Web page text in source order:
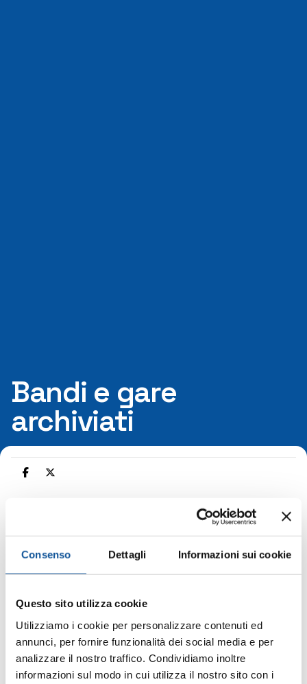
Consenso Dettagli Informazioni sui cookie
Questo sito utilizza cookie
Utilizziamo i cookie per personalizzare contenuti ed
annunci, per fornire funzionalità dei social media e per
analizzare il nostro traffico. Condividiamo inoltre
informazioni sul modo in cui utilizza il nostro sito con i
Bandi e gare
archiviati
Home Bandi e gare
Bandi e gare archiviati
Posizioni aperte in APT Gorizia
Posizioni aperte in APT Gorizia
Scadenza domande 30 luglio 2025
Per il nostro Reparto Manutenzioni/Officina
cerchiamo la figura di meccatronico /